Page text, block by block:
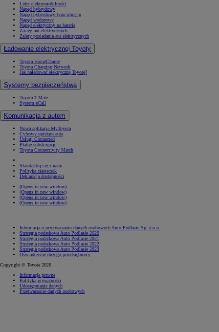
Lider elektromobilności
Napęd hybrydowy
Napęd hybrydowy typu plug-in
Napęd wodorowy
Napęd elektryczny na baterię
Zasięg aut elektrycznych
Zalety posiadania aut elektrycznych
Ładowanie elektrycznej Toyoty
Toyota HomeCharge
Toyota Charging Network
Jak naładować elektryczną Toyotę?
Systemy bezpieczeństwa
Toyota T-Mate
System eCall
Komunikacja z autem
Nowa aplikacja MyToyota
Cyfrowy opiekun auta
Usługi Connected
Płatne subskrypcje
Toyota Connectivity Match
Skontaktuj się z nami
Polityka ciasteczek
Deklaracja dostępności
(Opens in new window)
(Opens in new window)
(Opens in new window)
(Opens in new window)
Informacja o przetwarzaniu danych osobowych Auto Podlasie Sp. z o.o.
Strategia podatkowa Auto Podlasie 2020
Strategia podatkowa Auto Podlasie 2021
Strategia podatkowa Auto Podlasie 2022
Strategia podatkowa Auto Podlasie 2023
Oświadczenie dużego przedsiębiorcy
Copyright © Toyota 2026
Informacje prawne
Polityka prywatności
Udostępnianie danych
Przetwarzanie danych osobowych